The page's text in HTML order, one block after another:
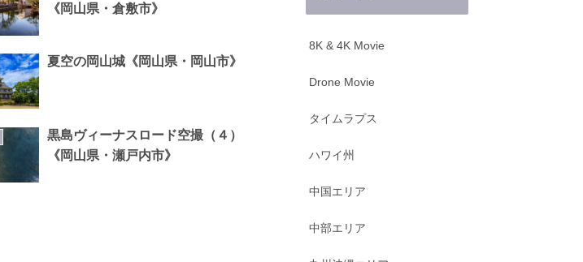
《岡山県・倉敷市》
夏空の岡山城《岡山県・岡山市》
黒島ヴィーナスロード空撮（４）
《岡山県・瀬戸内市》
8K & 4K Movie
Drone Movie
タイムラプス
ハワイ州
中国エリア
中部エリア